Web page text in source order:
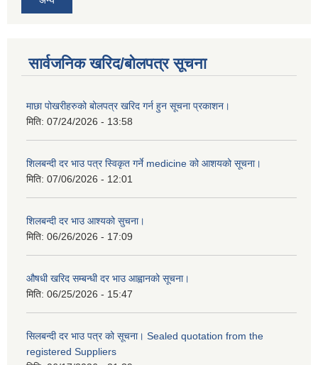
सार्वजनिक खरिद/बोलपत्र सूचना
माछा पोखरीहरुको बोलपत्र खरिद गर्न हुन सूचना प्रकाशन।
मिति: 07/24/2026 - 13:58
शिलबन्दी दर भाउ पत्र स्विकृत गर्ने medicine को आशयको सूचना।
मिति: 07/06/2026 - 12:01
शिलबन्दी दर भाउ आश्यको सुचना।
मिति: 06/26/2026 - 17:09
औषधी खरिद सम्बन्धी दर भाउ आह्वानको सूचना।
मिति: 06/25/2026 - 15:47
सिलबन्दी दर भाउ पत्र को सूचना। Sealed quotation from the
registered Suppliers